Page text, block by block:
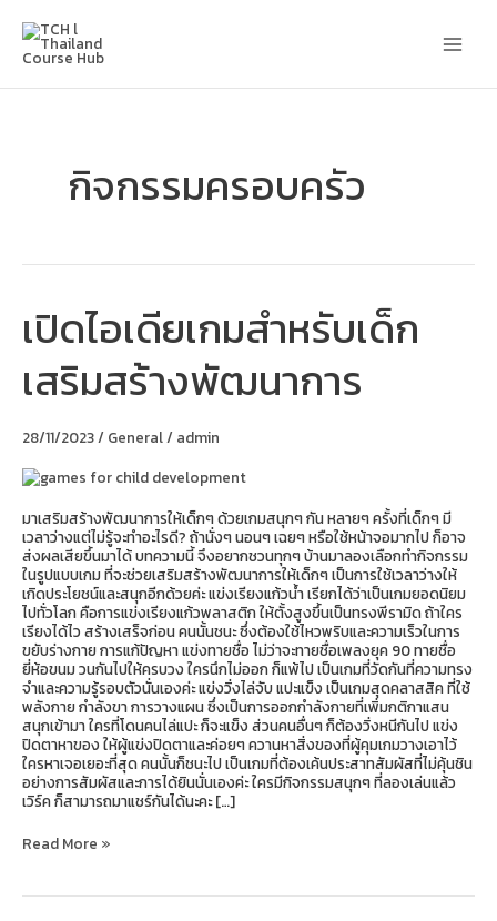
content
กิจกรรมครอบครัว
เปิดไอเดียเกมสำหรับเด็ก
เสริมสร้างพัฒนาการ
28/11/2023/ General/ admin
มาเสริมสร้างพัฒนาการให้เด็กๆ ด้วยเกมสนุกๆ กัน หลายๆ ครั้งที่เด็กๆ มี
เวลาว่างแต่ไม่รู้จะทำอะไรดี? ถ้านั่งๆ นอนๆ เฉยๆ หรือใช้หน้าจอมากไป ก็อาจ
ส่งผลเสียขึ้นมาได้ บทความนี้ จึงอยากชวนทุกๆ บ้านมาลองเลือกทำกิจกรรม
ในรูปแบบเกม ที่จะช่วยเสริมสร้างพัฒนาการให้เด็กๆ เป็นการใช้เวลาว่างให้
เกิดประโยชน์และสนุกอีกด้วยค่ะ แข่งเรียงแก้วน้ำ เรียกได้ว่าเป็นเกมยอดนิยม
ไปทั่วโลก คือการแข่งเรียงแก้วพลาสติก ให้ตั้งสูงขึ้นเป็นทรงพีรามิด ถ้าใคร
เรียงได้ไว สร้างเสร็จก่อน คนนั้นชนะ ซึ่งต้องใช้ไหวพริบและความเร็วในการ
ขยับร่างกาย การแก้ปัญหา แข่งทายชื่อ ไม่ว่าจะทายชื่อเพลงยุค 90 ทายชื่อ
ยี่ห้อขนม วนกันไปให้ครบวง ใครนึกไม่ออก ก็แพ้ไป เป็นเกมที่วัดกันที่ความทรง
จำและความรู้รอบตัวนั่นเองค่ะ แข่งวิ่งไล่จับ แปะแข็ง เป็นเกมสุดคลาสสิค ที่ใช้
พลังกาย กำลังขา การวางแผน ซึ่งเป็นการออกกำลังกายที่เพิ่มกติกาแสน
สนุกเข้ามา ใครที่โดนคนไล่แปะ ก็จะแข็ง ส่วนคนอื่นๆ ก็ต้องวิ่งหนีกันไป แข่ง
ปิดตาหาของ ให้ผู้แข่งปิดตาและค่อยๆ ควานหาสิ่งของที่ผู้คุมเกมวางเอาไว้
ใครหาเจอเยอะที่สุด คนนั้นก็ชนะไป เป็นเกมที่ต้องเค้นประสาทสัมผัสที่ไม่คุ้นชิน
อย่างการสัมผัสและการได้ยินนั่นเองค่ะ ใครมีกิจกรรมสนุกๆ ที่ลองเล่นแล้ว
เวิร์ค ก็สามารถมาแชร์กันได้นะคะ […]
เปิด
เดีย
สำหรับ
สร้าง
Read More »